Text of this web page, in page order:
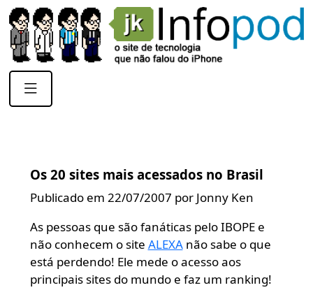
Os 20 sites mais acessados no Brasil
Publicado em 22/07/2007 por Jonny Ken
As pessoas que são fanáticas pelo IBOPE e
não conhecem o site ALEXAnão sabe o que
está perdendo! Ele mede o acesso aos
principais sites do mundo e faz um ranking!